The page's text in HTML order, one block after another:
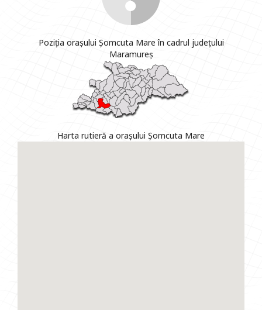
Poziția orașului Șomcuta Mare în cadrul județului
Maramureș
Harta rutieră a orașului Șomcuta Mare